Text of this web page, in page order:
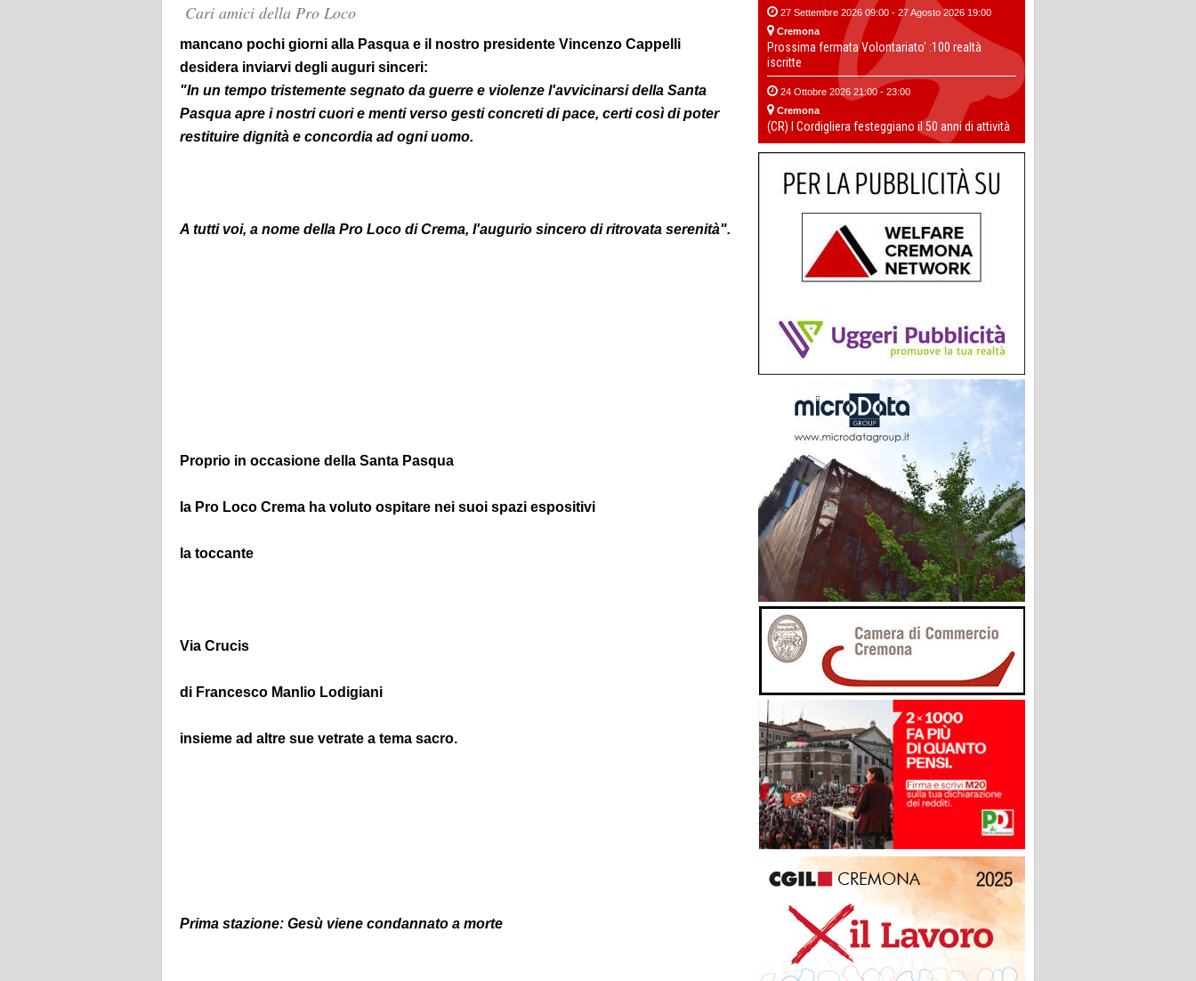
Cari amici della Pro Loco
mancano pochi giorni alla Pasqua e il nostro presidente Vincenzo Cappelli
desidera inviarvi degli auguri sinceri:
"In un tempo tristemente segnato da guerre e violenze l'avvicinarsi della Santa
Pasqua apre i nostri cuori e menti verso gesti concreti di pace, certi così di poter
restituire dignità e concordia ad ogni uomo.
A tutti voi, a nome della Pro Loco di Crema, l'augurio sincero di ritrovata serenità".
Proprio in occasione della Santa Pasqua
la Pro Loco Crema ha voluto ospitare nei suoi spazi espositivi
la toccante
Via Crucis
di Francesco Manlio Lodigiani
insieme ad altre sue vetrate a tema sacro.
Prima stazione: Gesù viene condannato a morte
27 Settembre 2026 09:00 - 27 Agosto 2026 19:00
Cremona
Prossima fermata Volontariato' :100 realtà
iscritte
24 Ottobre 2026 21:00 - 23:00
Cremona
(CR) I Cordigliera festeggiano il 50 anni di attività